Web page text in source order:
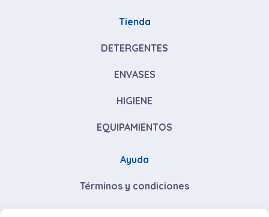
Tienda
DETERGENTES
ENVASES
HIGIENE
EQUIPAMIENTOS
Ayuda
Términos y condiciones
Descuentos por volumen de compra